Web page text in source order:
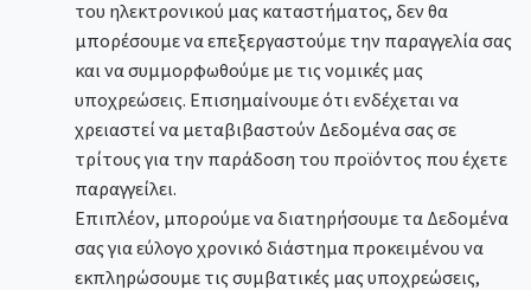
του ηλεκτρονικού μας καταστήματος, δεν θα
μπορέσουμε να επεξεργαστούμε την παραγγελία σας
και να συμμορφωθούμε με τις νομικές μας
υποχρεώσεις. Επισημαίνουμε ότι ενδέχεται να
χρειαστεί να μεταβιβαστούν Δεδομένα σας σε
τρίτους για την παράδοση του προϊόντος που έχετε
παραγγείλει.
Επιπλέον, μπορούμε να διατηρήσουμε τα Δεδομένα
σας για εύλογο χρονικό διάστημα προκειμένου να
εκπληρώσουμε τις συμβατικές μας υποχρεώσεις,